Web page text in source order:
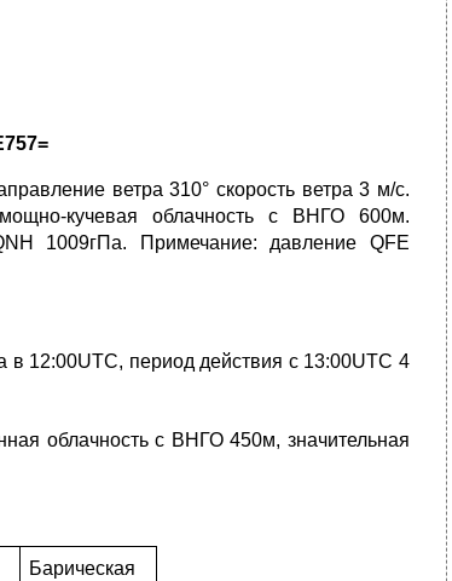
ветра 310° скорость ветра 3 м/с.
кучевая облачность с ВНГО 600м.
1009гПа. Примечание: давление QFE
в 12:00UTC, период действия с 13:00UTC 4
облачность с ВНГО 450м, значительная
Барическая